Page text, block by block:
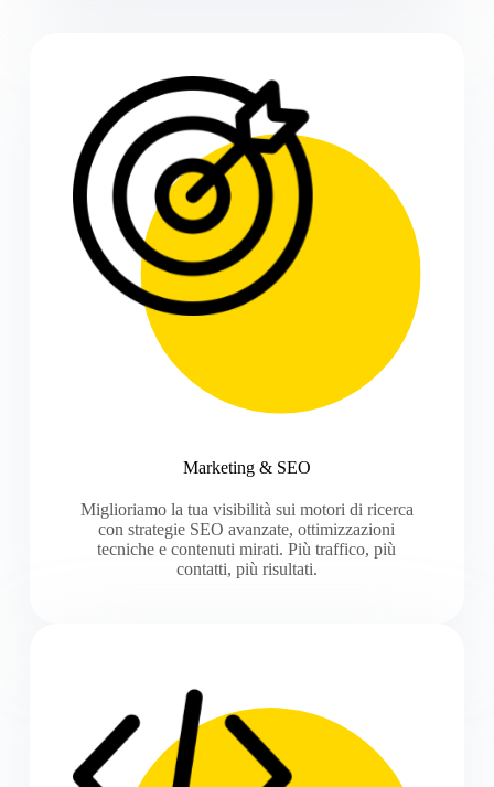
Marketing & SEO
Miglioriamo la tua visibilità sui motori di ricerca
con strategie SEO avanzate, ottimizzazioni
tecniche e contenuti mirati. Più traffico, più
contatti, più risultati.